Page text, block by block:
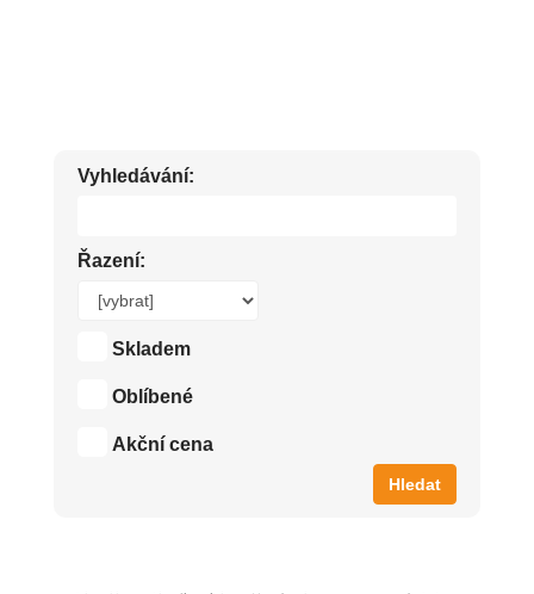
Vyhledávání:
Řazení:
Skladem
Oblíbené
Akční cena
Hledat